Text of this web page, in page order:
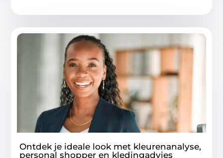
Ontdek je ideale look met kleurenanalyse,
personal shopper en kledingadvies